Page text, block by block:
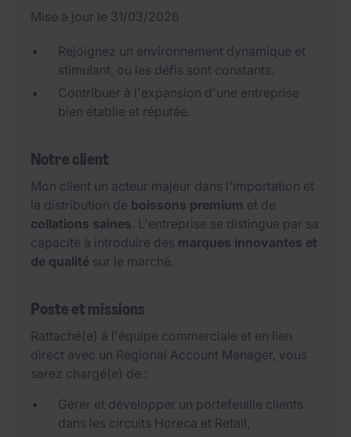
Mise à jour le 31/03/2026
Rejoignez un environnement dynamique et
stimulant, où les défis sont constants.
Contribuer à l'expansion d'une entreprise
bien établie et réputée.
Notre client
Mon client un acteur majeur dans l'importation et
la distribution de boissons premium et de
collations saines. L'entreprise se distingue par sa
capacité à introduire des marques innovantes et
de qualité sur le marché.
Poste et missions
Rattaché(e) à l'équipe commerciale et en lien
direct avec un Régional Account Manager, vous
serez chargé(e) de :
Gérer et développer un portefeuille clients
dans les circuits Horeca et Retail,